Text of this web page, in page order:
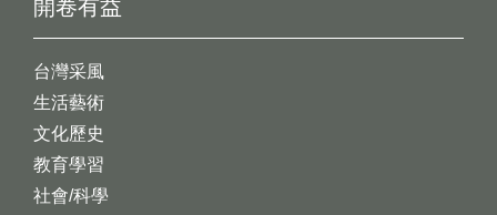
開卷有益
台灣采風
生活藝術
文化歷史
教育學習
社會/科學